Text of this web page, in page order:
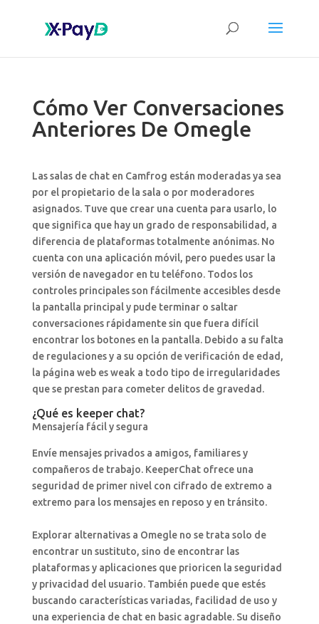
Cómo Ver Conversaciones
Anteriores De Omegle ️
Las salas de chat en Camfrog están moderadas ya sea
por el propietario de la sala o por moderadores
asignados. Tuve que crear una cuenta para usarlo, lo
que significa que hay un grado de responsabilidad, a
diferencia de plataformas totalmente anónimas. No
cuenta con una aplicación móvil, pero puedes usar la
versión de navegador en tu teléfono. Todos los
controles principales son fácilmente accesibles desde
la pantalla principal y pude terminar o saltar
conversaciones rápidamente sin que fuera difícil
encontrar los botones en la pantalla. Debido a su falta
de regulaciones y a su opción de verificación de edad,
la página web es weak a todo tipo de irregularidades
que se prestan para cometer delitos de gravedad.
¿Qué es keeper chat?
Mensajería fácil y segura
Envíe mensajes privados a amigos, familiares y
compañeros de trabajo. KeeperChat ofrece una
seguridad de primer nivel con cifrado de extremo a
extremo para los mensajes en reposo y en tránsito.
Explorar alternativas a Omegle no se trata solo de
encontrar un sustituto, sino de encontrar las
plataformas y aplicaciones que prioricen la seguridad
y privacidad del usuario. También puede que estés
buscando características variadas, facilidad de uso y
una experiencia de chat en basic agradable. Su diseño